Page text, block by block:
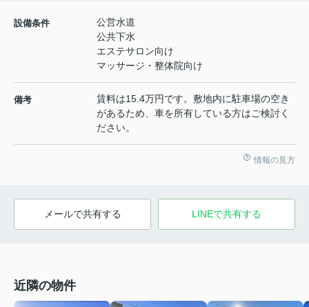
設備条件
公営水道
公共下水
エステサロン向け
マッサージ・整体院向け
備考
賃料は15.4万円です。敷地内に駐車場の空き
があるため、車を所有している方はご検討く
ださい。
情報の見方
メールで共有する LINEで共有する
近隣の物件